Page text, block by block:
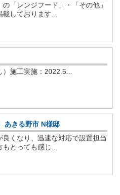
「レンジフード」・「その他」
しております...
）施工実施：2022.5...
あきる野市 N様邸
良くなり、迅速な対応で設置担当
とっても感じ...